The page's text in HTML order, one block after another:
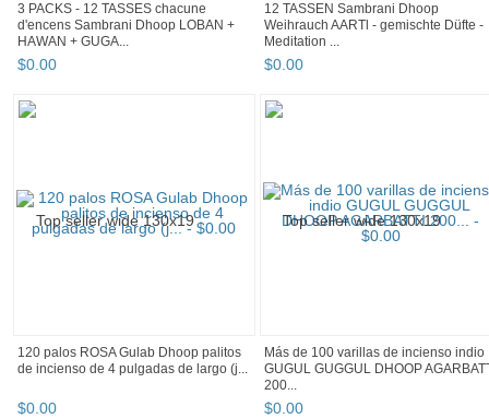
3 PACKS - 12 TASSES chacune
d'encens Sambrani Dhoop LOBAN +
HAWAN + GUGA...
$0.00
12 TASSEN Sambrani Dhoop
Weihrauch AARTl - gemischte Düfte -
Meditation ...
$0.00
120 palos ROSA Gulab Dhoop palitos
de incienso de 4 pulgadas de largo (j...
$0.00
Más de 100 varillas de incienso indio
GUGUL GUGGUL DHOOP
200...
$0.00